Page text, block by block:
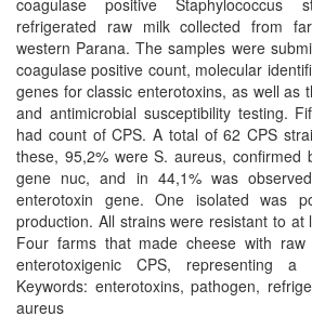
coagulase positive Staphylococcus
refrigerated raw milk collected from
western Parana. The samples were
coagulase positive count, molecular
genes for classic enterotoxins, as well as
and antimicrobial susceptibility testing.
had count of CPS. A total of 62 CPS
these, 95,2% were S. aureus, confirmed
gene nuc, and in 44,1% was
enterotoxin gene. One isolated was
production. All strains were resistant to at
Four farms that made cheese with
enterotoxigenic CPS, representing
Keywords: enterotoxins, pathogen,
aureus